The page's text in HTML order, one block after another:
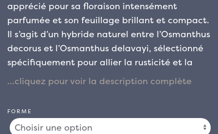
apprécié pour sa floraison intensément
parfumée et son feuillage brillant et compact.
Il s’agit d’un hybride naturel entre l’Osmanthus
decorus et l’Osmanthus delavayi, sélectionné
spécifiquement pour allier la rusticité et la
forme ordonnée du premier au parfum et à la
feuilles, ovales, coriaces et d’un vert foncé
FORME